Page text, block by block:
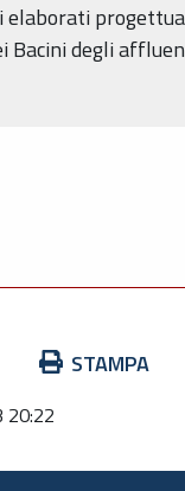
elaborati
Bacini degli
STAMPA
20:22